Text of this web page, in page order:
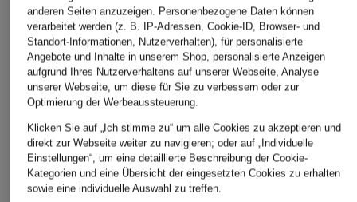
ARMEDANGELS
Mom Jeans MAIRAA
+Aktionsrabatt
BRAX
anderen Seiten anzuzeigen. Personenbezogene Daten können
verarbeitet werden (z. B. IP-Adressen, Cookie-ID, Browser- und
Standort-Informationen, Nutzerverhalten), für personalisierte
Angebote und Inhalte in unserem Shop, personalisierte Anzeigen
aufgrund Ihres Nutzerverhaltens auf unserer Webseite, Analyse
unserer Webseite, um diese für Sie zu verbessern oder zur
Optimierung der Werbeaussteuerung.
Klicken Sie auf „Ich stimme zu“ um alle Cookies zu akzeptieren und
direkt zur Webseite weiter zu navigieren; oder auf „Individuelle
Einstellungen“, um eine detaillierte Beschreibung der Cookie-
Kategorien und eine Übersicht der eingesetzten Cookies zu erhalten
sowie eine individuelle Auswahl zu treffen.